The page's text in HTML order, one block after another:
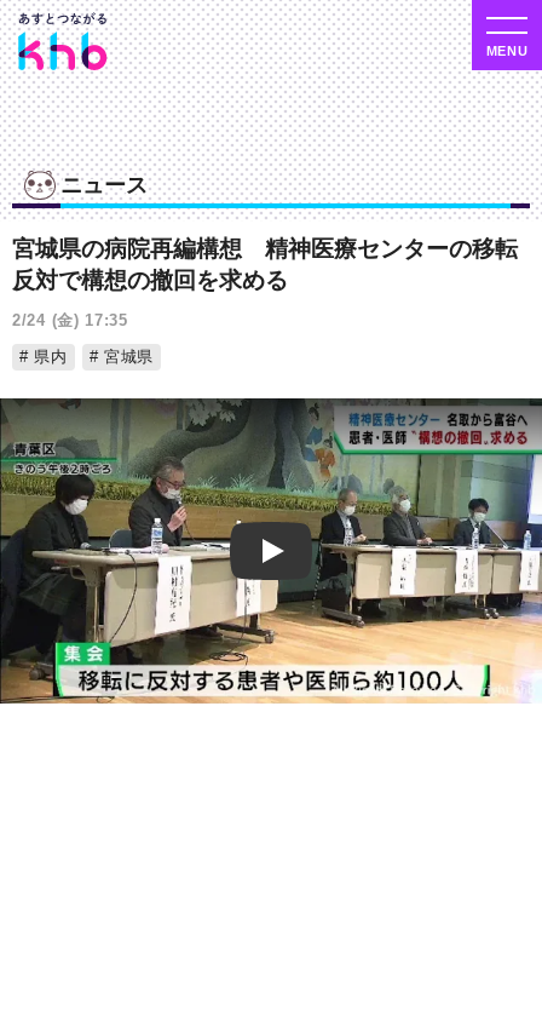
ニュース
宮城県の病院再編構想 精神医療センターの移転
反対で構想の撤回を求める
2/24 (金) 17:35
県内
宮城県
Play